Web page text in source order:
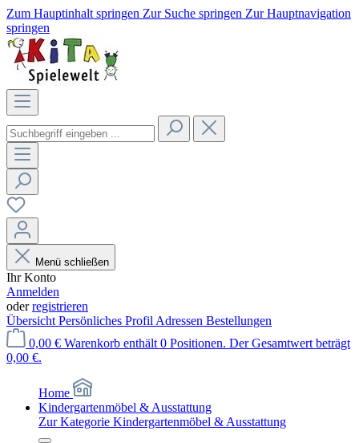
Zum Hauptinhalt springen Zur Suche springen Zur Hauptnavigation
springen
Menü schließen
Ihr Konto
Anmelden
oderregistrieren
Übersicht Persönliches Profil Adressen Bestellungen
0,00 € Warenkorb enthält 0 Positionen. Der Gesamtwert beträgt
0,00 €.
Home
Kindergartenmöbel & Ausstattung
Zur Kategorie Kindergartenmöbel & Ausstattung